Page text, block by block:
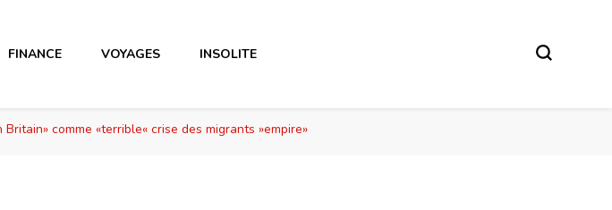
FINANCE VOYAGES INSOLITE
comme «terrible« crise des migrants »empire»